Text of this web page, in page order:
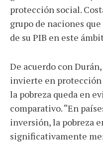
protección social.
grupo de naciones
de su PIB en este
De acuerdo con
invierte en protección
la pobreza queda en
comparativo. “En
inversión, la pobreza
significativamente